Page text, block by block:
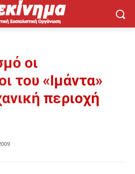
οι
του «Ιμάντα»
περιοχή